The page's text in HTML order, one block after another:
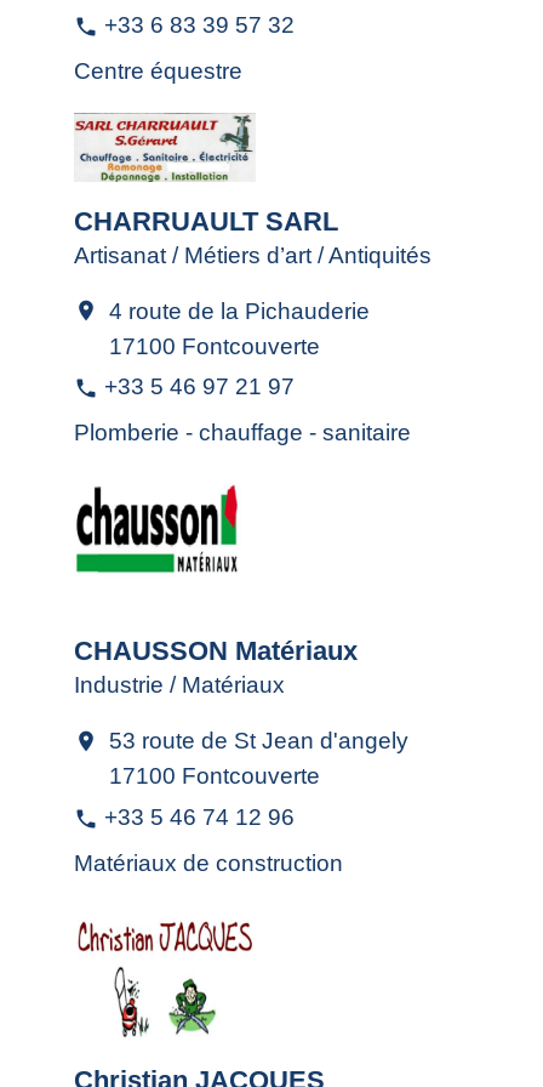
phone +33 6 83 39 57 32
Centre équestre
CHARRUAULT SARL
Artisanat / Métiers d’art / Antiquités
location_on
4 route de la Pichauderie
17100 Fontcouverte
phone +33 5 46 97 21 97
Plomberie - chauffage - sanitaire
CHAUSSON Matériaux
Industrie / Matériaux
location_on
53 route de St Jean d'angely
17100 Fontcouverte
phone +33 5 46 74 12 96
Matériaux de construction
Christian JACQUES